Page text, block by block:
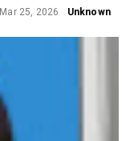
Unknown
Mar 25, 2026